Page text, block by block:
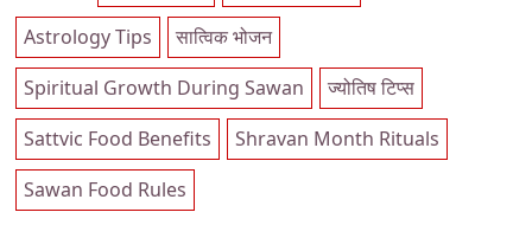
Astrology Tips
सात्विक भोजन
Spiritual Growth During Sawan
ज्योतिष टिप्स
Sattvic Food Benefits
Shravan Month Rituals
Sawan Food Rules